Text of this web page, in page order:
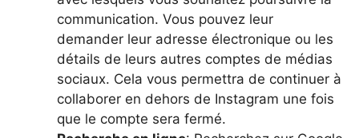
communication. Vous pouvez leur
demander leur adresse électronique ou les
détails de leurs autres comptes de médias
sociaux. Cela vous permettra de continuer à
collaborer en dehors de Instagram une fois
que le compte sera fermé.